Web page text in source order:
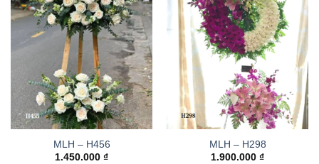
MLH – H456
1.450.000 ₫
MLH – H298
1.900.000 ₫